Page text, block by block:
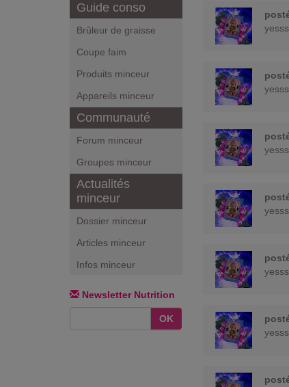
Guide conso
Brûleur de graisse
Coupe faim
Produits minceur
Appareils minceur
Communauté
Forum minceur
Groupes minceur
Actualités
minceur
Dossier minceur
Articles minceur
Infos minceur
Newsletter Nutrition
OK